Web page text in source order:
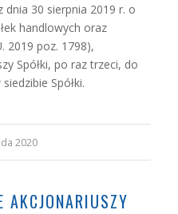
30 sierpnia 2019 r. o
handlowych oraz
2019 poz. 1798),
Spółki, po raz trzeci, do
Spółki.
2020
AKCJONARIUSZY